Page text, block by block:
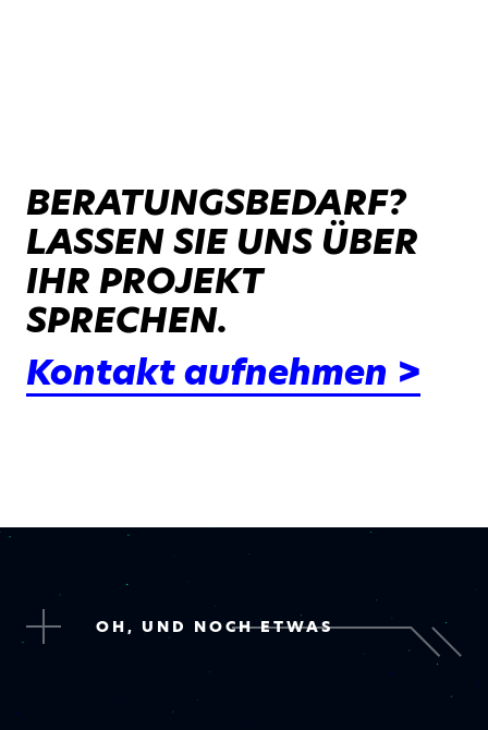
BERATUNGSBEDARF?
LASSEN SIE UNS ÜBER
IHR PROJEKT
SPRECHEN.
Kontakt aufnehmen >
OH, UND NOCH ETWAS